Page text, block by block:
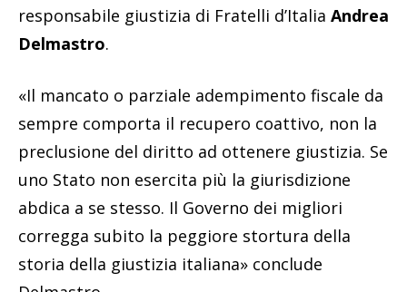
responsabile giustizia di Fratelli d’Italia Andrea
Delmastro.
«Il mancato o parziale adempimento fiscale da
sempre comporta il recupero coattivo, non la
preclusione del diritto ad ottenere giustizia. Se
uno Stato non esercita più la giurisdizione
abdica a se stesso. Il Governo dei migliori
corregga subito la peggiore stortura della
storia della giustizia italiana» conclude